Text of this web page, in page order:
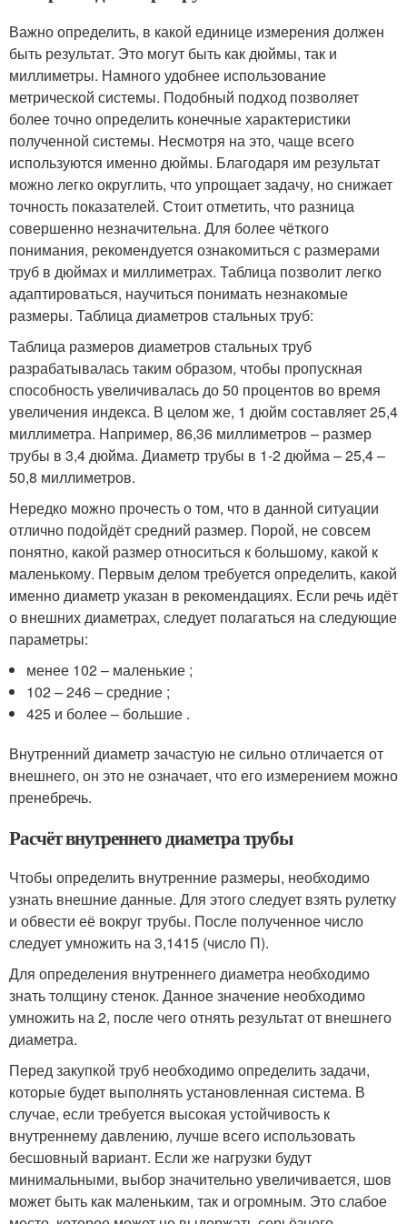
Важно определить, в какой единице измерения должен
быть результат. Это могут быть как дюймы, так и
миллиметры. Намного удобнее использование
метрической системы. Подобный подход позволяет
более точно определить конечные характеристики
полученной системы. Несмотря на это, чаще всего
используются именно дюймы. Благодаря им результат
можно легко округлить, что упрощает задачу, но снижает
точность показателей. Стоит отметить, что разница
совершенно незначительна. Для более чёткого
понимания, рекомендуется ознакомиться с размерами
труб в дюймах и миллиметрах. Таблица позволит легко
адаптироваться, научиться понимать незнакомые
размеры. Таблица диаметров стальных труб:
Таблица размеров диаметров стальных труб
разрабатывалась таким образом, чтобы пропускная
способность увеличивалась до 50 процентов во время
увеличения индекса. В целом же, 1 дюйм составляет 25,4
миллиметра. Например, 86,36 миллиметров – размер
трубы в 3,4 дюйма. Диаметр трубы в 1-2 дюйма – 25,4 –
50,8 миллиметров.
Нередко можно прочесть о том, что в данной ситуации
отлично подойдёт средний размер. Порой, не совсем
понятно, какой размер относиться к большому, какой к
маленькому. Первым делом требуется определить, какой
именно диаметр указан в рекомендациях. Если речь идёт
о внешних диаметрах, следует полагаться на следующие
параметры:
менее 102 – маленькие ;
102 – 246 – средние ;
425 и более – большие .
Внутренний диаметр зачастую не сильно отличается от
внешнего, он это не означает, что его измерением можно
пренебречь.
Расчёт внутреннего диаметра трубы
Чтобы определить внутренние размеры, необходимо
узнать внешние данные. Для этого следует взять рулетку
и обвести её вокруг трубы. После полученное число
следует умножить на 3,1415 (число П).
Для определения внутреннего диаметра необходимо
знать толщину стенок. Данное значение необходимо
умножить на 2, после чего отнять результат от внешнего
диаметра.
Перед закупкой труб необходимо определить задачи,
которые будет выполнять установленная система. В
случае, если требуется высокая устойчивость к
внутреннему давлению, лучше всего использовать
бесшовный вариант. Если же нагрузки будут
минимальными, выбор значительно увеличивается, шов
может быть как маленьким, так и огромным. Это слабое